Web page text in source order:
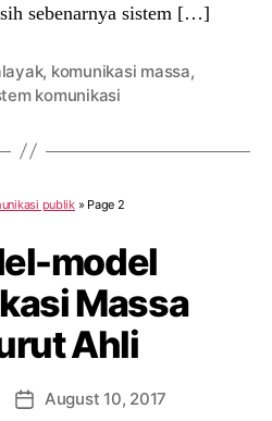
sebenarnya sistem […]
, komunikasi massa,
komunikasi
publik» Page 2
model
Massa
Ahli
PostAugust 10, 2017